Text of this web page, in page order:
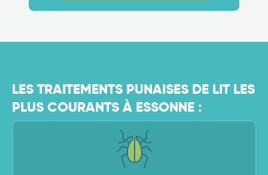
LES TRAITEMENTS PUNAISES DE LIT LES
PLUS COURANTS À ESSONNE :